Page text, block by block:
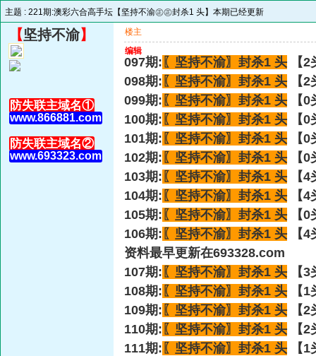
主题 : 221期:澳彩六合高手坛【坚持不渝㊣㊣封杀1 头】本期已经更新
【 坚持不渝】
防失联主域名①
www.866881.com
防失联主域名②
www.693323.com
楼主
编辑
097期: 〖坚持不渝〗 封杀1 头 【2
098期: 〖坚持不渝〗 封杀1 头 【2
099期: 〖坚持不渝〗 封杀1 头 【0
100期: 〖坚持不渝〗 封杀1 头 【0
101期: 〖坚持不渝〗 封杀1 头 【0
102期: 〖坚持不渝〗 封杀1 头 【0
103期: 〖坚持不渝〗 封杀1 头 【4
104期: 〖坚持不渝〗 封杀1 头 【4
105期: 〖坚持不渝〗 封杀1 头 【0
106期: 〖坚持不渝〗 封杀1 头 【4
资料最早更新在693328.com
107期: 〖坚持不渝〗 封杀1 头 【3
108期: 〖坚持不渝〗 封杀1 头 【1
109期: 〖坚持不渝〗 封杀1 头 【2
110期: 〖坚持不渝〗 封杀1 头 【2
111期: 〖坚持不渝〗 封杀1 头 【1